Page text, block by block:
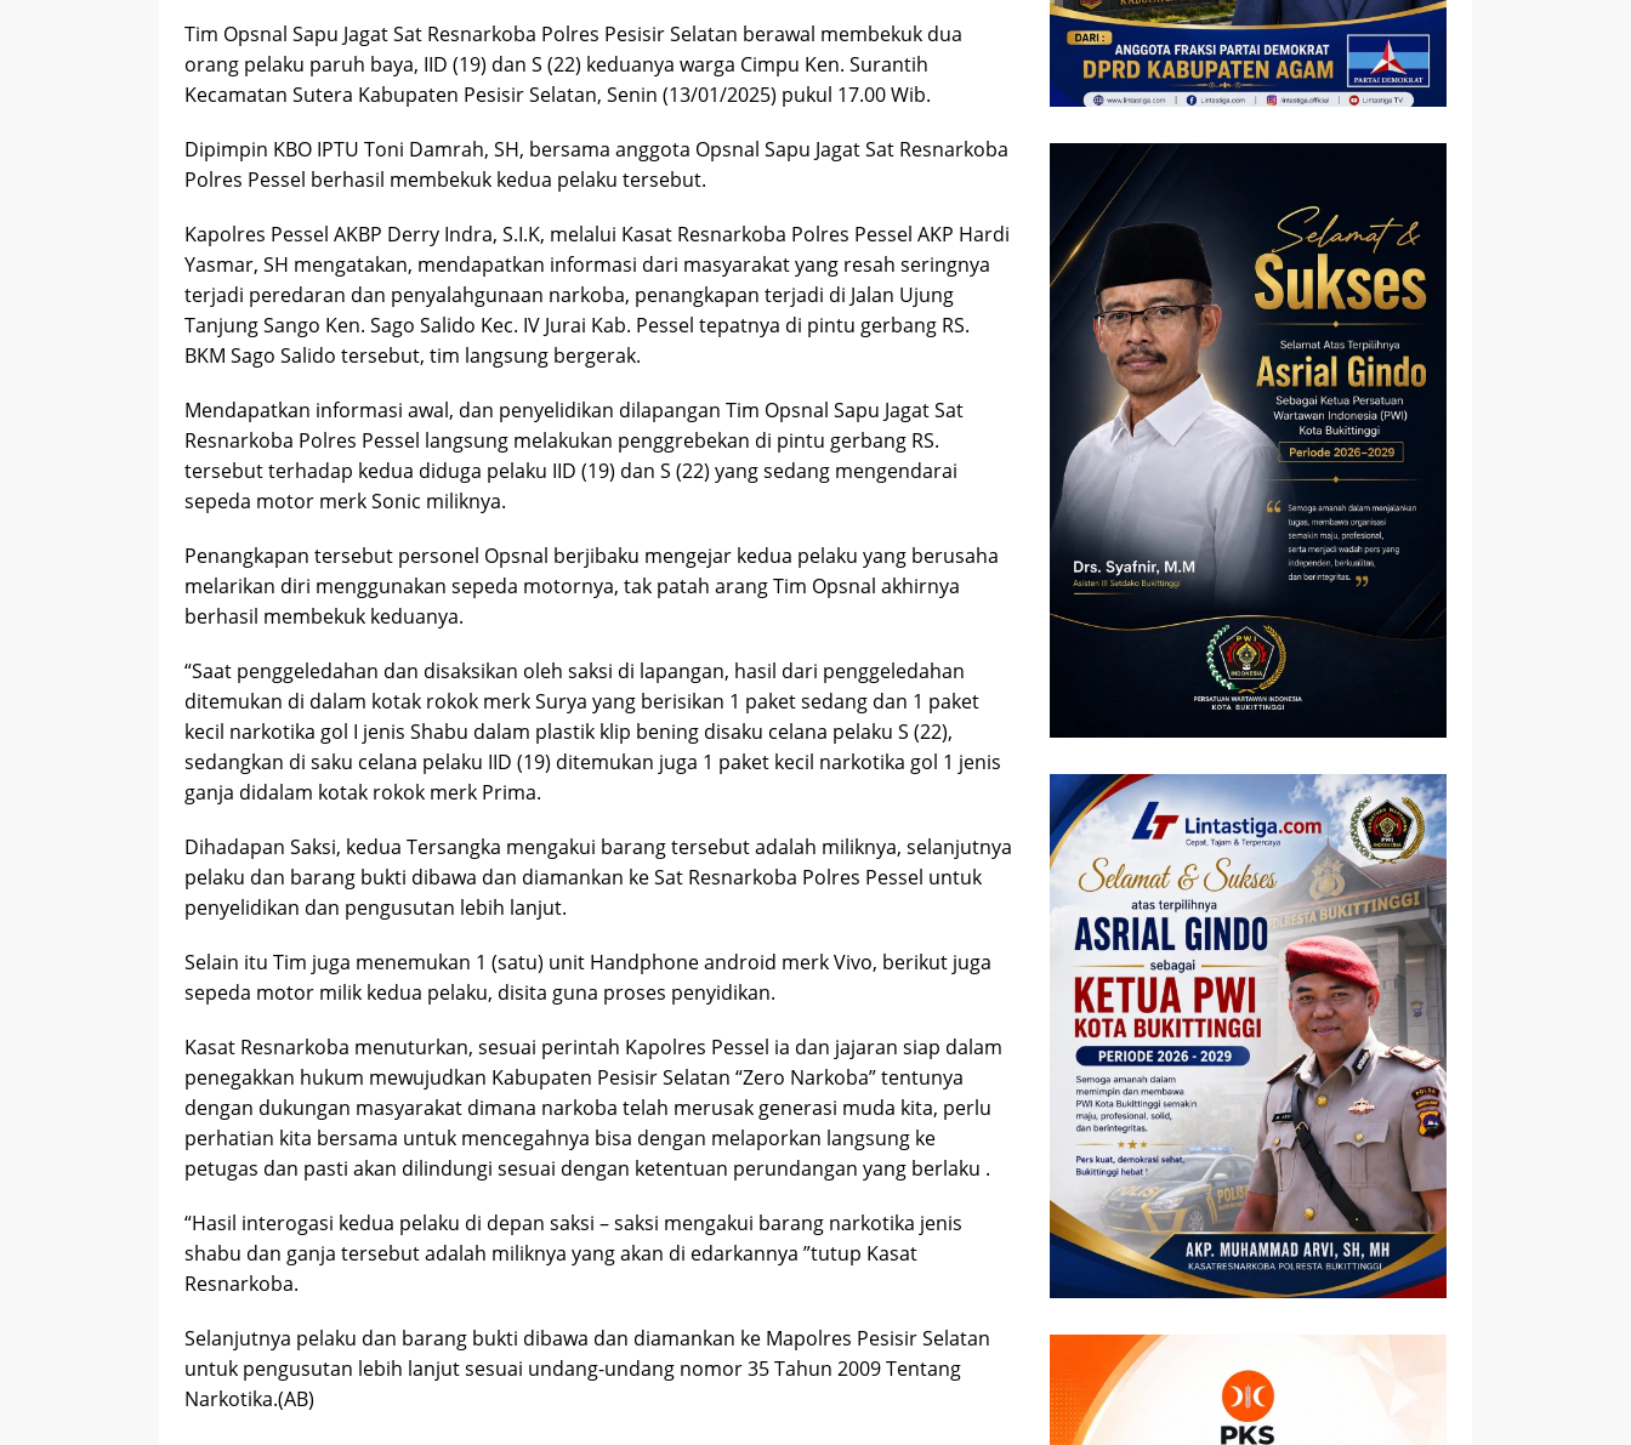
Tim Opsnal Sapu Jagat Sat Resnarkoba Polres Pesisir Selatan berawal membekuk dua
orang pelaku paruh baya, IID (19) dan S (22) keduanya warga Cimpu Ken. Surantih
Kecamatan Sutera Kabupaten Pesisir Selatan, Senin (13/01/2025) pukul 17.00 Wib.
Dipimpin KBO IPTU Toni Damrah, SH, bersama anggota Opsnal Sapu Jagat Sat Resnarkoba
Polres Pessel berhasil membekuk kedua pelaku tersebut.
Kapolres Pessel AKBP Derry Indra, S.I.K, melalui Kasat Resnarkoba Polres Pessel AKP Hardi
Yasmar, SH mengatakan, mendapatkan informasi dari masyarakat yang resah seringnya
terjadi peredaran dan penyalahgunaan narkoba, penangkapan terjadi di Jalan Ujung
Tanjung Sango Ken. Sago Salido Kec. IV Jurai Kab. Pessel tepatnya di pintu gerbang RS.
BKM Sago Salido tersebut, tim langsung bergerak.
Mendapatkan informasi awal, dan penyelidikan dilapangan Tim Opsnal Sapu Jagat Sat
Resnarkoba Polres Pessel langsung melakukan penggrebekan di pintu gerbang RS.
tersebut terhadap kedua diduga pelaku IID (19) dan S (22) yang sedang mengendarai
sepeda motor merk Sonic miliknya.
Penangkapan tersebut personel Opsnal berjibaku mengejar kedua pelaku yang berusaha
melarikan diri menggunakan sepeda motornya, tak patah arang Tim Opsnal akhirnya
berhasil membekuk keduanya.
“Saat penggeledahan dan disaksikan oleh saksi di lapangan, hasil dari penggeledahan
ditemukan di dalam kotak rokok merk Surya yang berisikan 1 paket sedang dan 1 paket
kecil narkotika gol I jenis Shabu dalam plastik klip bening disaku celana pelaku S (22),
sedangkan di saku celana pelaku IID (19) ditemukan juga 1 paket kecil narkotika gol 1 jenis
ganja didalam kotak rokok merk Prima.
Dihadapan Saksi, kedua Tersangka mengakui barang tersebut adalah miliknya, selanjutnya
pelaku dan barang bukti dibawa dan diamankan ke Sat Resnarkoba Polres Pessel untuk
penyelidikan dan pengusutan lebih lanjut.
Selain itu Tim juga menemukan 1 (satu) unit Handphone android merk Vivo, berikut juga
sepeda motor milik kedua pelaku, disita guna proses penyidikan.
Kasat Resnarkoba menuturkan, sesuai perintah Kapolres Pessel ia dan jajaran siap dalam
penegakkan hukum mewujudkan Kabupaten Pesisir Selatan “Zero Narkoba” tentunya
dengan dukungan masyarakat dimana narkoba telah merusak generasi muda kita, perlu
perhatian kita bersama untuk mencegahnya bisa dengan melaporkan langsung ke
petugas dan pasti akan dilindungi sesuai dengan ketentuan perundangan yang berlaku .
“Hasil interogasi kedua pelaku di depan saksi – saksi mengakui barang narkotika jenis
shabu dan ganja tersebut adalah miliknya yang akan di edarkannya ”tutup Kasat
Resnarkoba.
Selanjutnya pelaku dan barang bukti dibawa dan diamankan ke Mapolres Pesisir Selatan
untuk pengusutan lebih lanjut sesuai undang-undang nomor 35 Tahun 2009 Tentang
Narkotika.(AB)